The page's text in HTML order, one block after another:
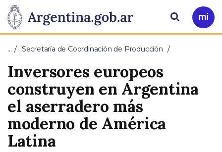
Presidencia
de
la
Nación
Pasar al contenido principal
Ir
a
Buscar
… Secretaría de Coordinación de Producción
Inversores europeos
construyen en Argentina
el aserradero más
moderno de América
Latina